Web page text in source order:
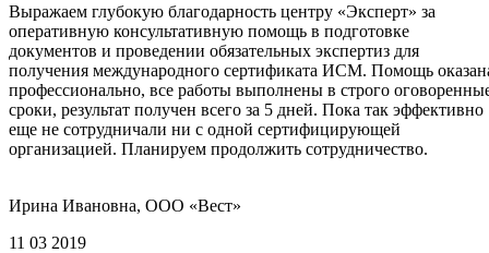
Выражаем глубокую благодарность центру «Эксперт» за
оперативную консультативную помощь в подготовке
документов и проведении обязательных экспертиз для
получения международного сертификата ИСМ. Помощь
профессионально, все работы выполнены в строго
сроки, результат получен всего за 5 дней. Пока так эффективно
еще не сотрудничали ни с одной сертифицирующей
организацией. Планируем продолжить сотрудничество.
Ирина Ивановна, ООО «Вест»
11 03 2019